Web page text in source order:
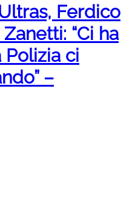
Ferdico
“Ci ha
Polizia ci
–